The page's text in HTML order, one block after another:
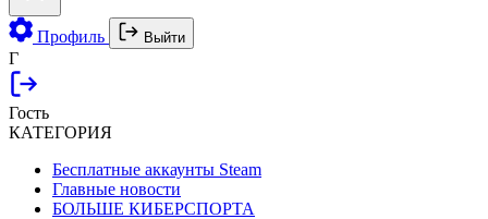
Профиль Выйти
Г
Гость
КАТЕГОРИЯ
Бесплатные аккаунты Steam
Главные новости
БОЛЬШЕ КИБЕРСПОРТА